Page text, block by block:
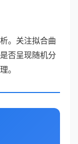
。关注拟合曲
否呈现随机分
。